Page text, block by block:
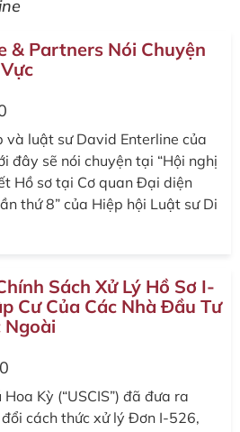
& Partners Nói Chuyện
và luật sư David Enterline của
đây sẽ nói chuyện tại “Hội nghị
Hồ sơ tại Cơ quan Đại diện
thứ 8” của Hiệp hội Luật sư Di
Sách Xử Lý Hồ Sơ I-
Cư Của Các Nhà Đầu Tư
Ngoài
Kỳ (“USCIS”) đã đưa ra
cách thức xử lý Đơn I-526,